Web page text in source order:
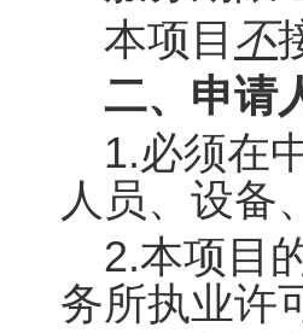
本项目 不
二、 申请
1.必须在
人员、设备
2.本项目
务所执业许